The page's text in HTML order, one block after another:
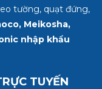
tường, quạt đứng,
Meikosha,
nhập khẩu
TUYẾN